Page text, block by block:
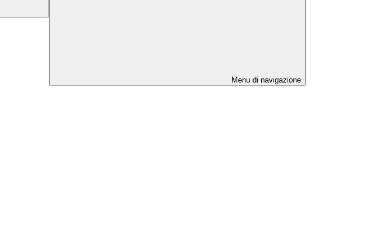
Menu di navigazione